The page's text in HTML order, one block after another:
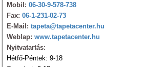
Mobil: 06-30-9-578-738
Fax: 06-1-231-02-73
E-Mail: tapeta@tapetacenter.hu
Weblap: www.tapetacenter.hu
Nyitvatartás:
Hétfő-Péntek: 9-18